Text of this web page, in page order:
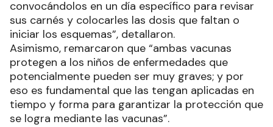
convocándolos en un día específico para revisar
sus carnés y colocarles las dosis que faltan o
iniciar los esquemas”, detallaron.
Asimismo, remarcaron que “ambas vacunas
protegen a los niños de enfermedades que
potencialmente pueden ser muy graves; y por
eso es fundamental que las tengan aplicadas en
tiempo y forma para garantizar la protección que
se logra mediante las vacunas”.